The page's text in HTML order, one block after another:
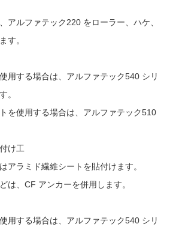
アルファテック220 をローラー、ハケ、
す。
用する場合は、アルファテック540 シリ
。
を使用する場合は、アルファテック510
け工
アラミド繊維シートを貼付けます。
は、CF アンカーを併用します。
用する場合は、アルファテック540 シリ